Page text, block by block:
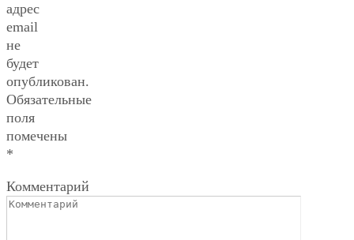
адрес
email
не
будет
опубликован.
Обязательные
поля
помечены
*
Комментарий